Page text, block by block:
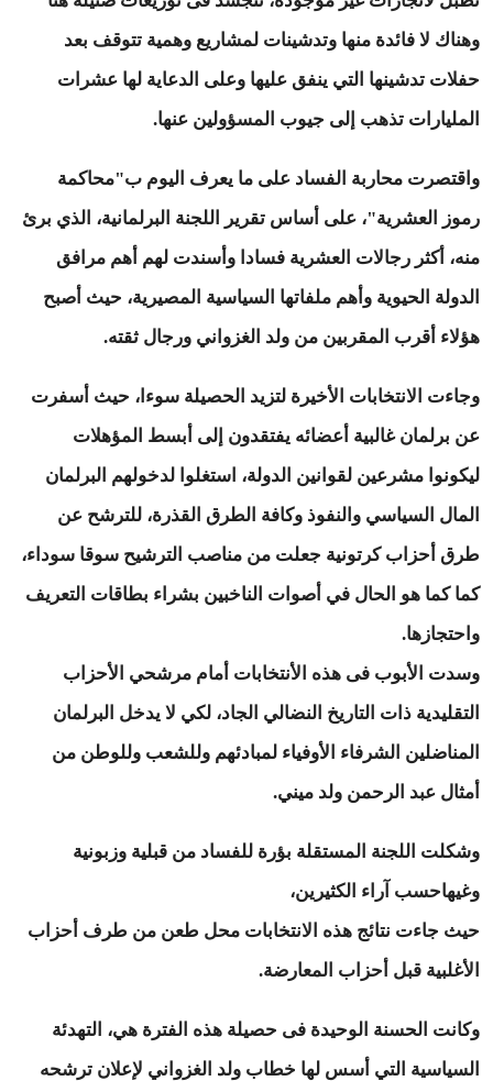
وهناك لا فائدة منها وتدشينات لمشاريع وهمية تتوقف بعد
حفلات تدشينها التي ينفق عليها وعلى الدعاية لها عشرات
المليارات تذهب إلى جيوب المسؤولين عنها.
واقتصرت محاربة الفساد على ما يعرف اليوم ب"محاكمة
رموز العشرية"، على أساس تقرير اللجنة البرلمانية، الذي برئ
منه، أكثر رجالات العشرية فسادا وأسندت لهم أهم مرافق
الدولة الحيوية وأهم ملفاتها السياسية المصيرية، حيث أصبح
هؤلاء أقرب المقربين من ولد الغزواني ورجال ثقته.
وجاءت الانتخابات الأخيرة لتزيد الحصيلة سوءا، حيث أسفرت
عن برلمان غالبية أعضائه يفتقدون إلى أبسط المؤهلات
ليكونوا مشرعين لقوانين الدولة، استغلوا لدخولهم البرلمان
المال السياسي والنفوذ وكافة الطرق القذرة، للترشح عن
طرق أحزاب كرتونية جعلت من مناصب الترشيح سوقا سوداء،
كما كما هو الحال في أصوات الناخبين بشراء بطاقات التعريف
واحتجازها.
وسدت الأبوب فى هذه الأنتخابات أمام مرشحي الأحزاب
التقليدية ذات التاريخ النضالي الجاد، لكي لا يدخل البرلمان
المناضلين الشرفاء الأوفياء لمبادئهم وللشعب وللوطن من
أمثال عبد الرحمن ولد ميني.
وشكلت اللجنة المستقلة بؤرة للفساد من قبلية وزبونية
وغيهاحسب آراء الكثيرين،
حيث جاءت نتائج هذه الانتخابات محل طعن من طرف أحزاب
الأغلبية قبل أحزاب المعارضة.
وكانت الحسنة الوحيدة فى حصيلة هذه الفترة هي، التهدئة
السياسية التي أسس لها خطاب ولد الغزواني لإعلان ترشحه